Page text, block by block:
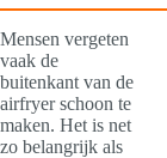
Mensen vergeten
vaak de
buitenkant van de
airfryer schoon te
maken. Het is net
zo belangrijk als